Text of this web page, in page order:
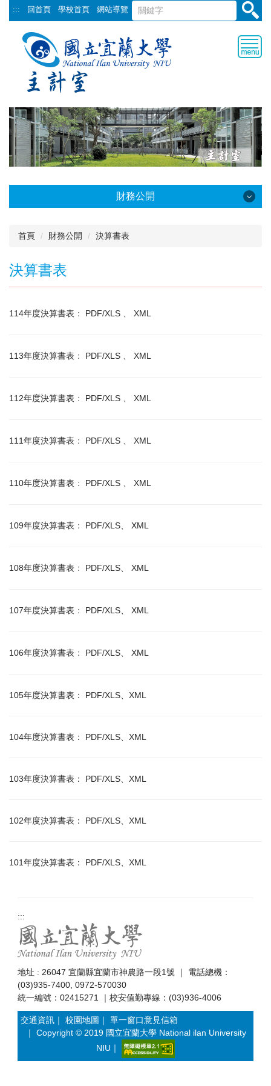
跳
到
::: 回首頁 學校首頁 網站導覽
財務公開
預算書表
決算書表
會計月報
首頁 財務公開 決算書表
決算書表
114年度決算書表 ： PDF/XLS XML
113年度決算書表 ： PDF/XLS XML
112年度決算書表 ： PDF/XLS XML
111年度決算書表 ： PDF/XLS XML
110年度決算書表 ： PDF/XLS XML
109年度決算書表 ： PDF/XLS XML
108年度決算書表 ： PDF/XLS XML
107年度決算書表 ： PDF/XLS XML
106年度決算書表 ： PDF/XLS XML
105年度決算書表： PDF/XLS XML
104年度決算書表： PDF/XLS XML
103年度決算書表： PDF/XLS XML
102年度決算書表： PDF/XLS XML
101年度決算書表： PDF/XLS XML
:::
地址 : 26047 宜蘭縣宜蘭市神農路一段1號 ｜ 電話總機：
(03)935-7400, 0972-570030
統一編號：02415271 ｜校安值勤專線：(03)936-4006
交通資訊 ｜ 校園地圖 ｜ 單一窗口意見信箱
｜ Copyright © 2019 國立宜蘭大學 National ilan University
NIU｜